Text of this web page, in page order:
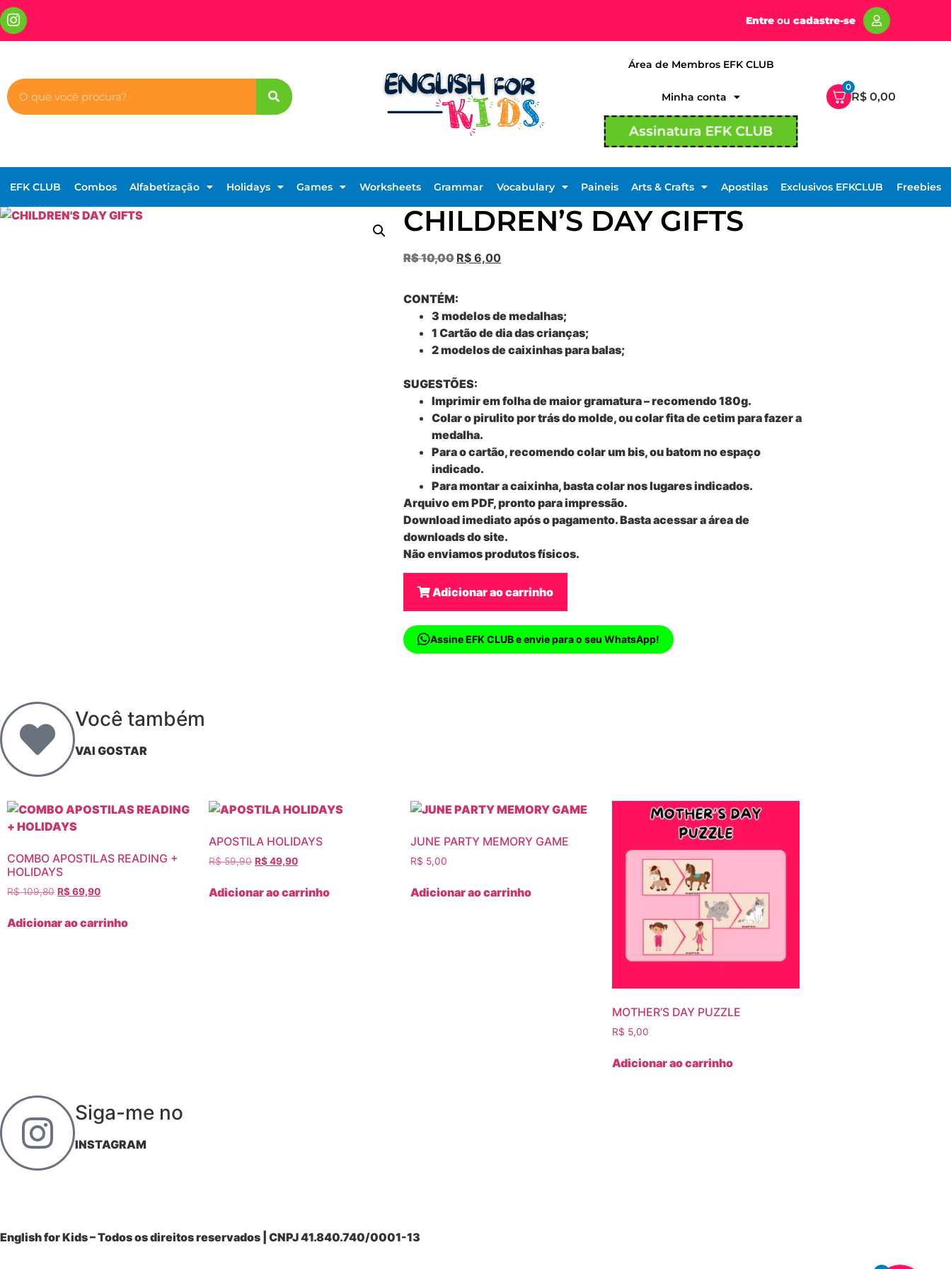
Entre oucadastre-se
Área de Membros EFK CLUB
Minha conta
Assinatura EFK CLUB
0
R$ 0,00
EFK CLUB Combos Alfabetização Holidays Games Worksheets Grammar Vocabulary Paineis Arts & Crafts Apostilas Exclusivos EFKCLUB Freebies
CHILDREN’S DAY GIFTS
R$10,00 R$ 6,00
CONTÉM:
3 modelos de medalhas;
1 Cartão de dia das crianças;
2 modelos de caixinhas para balas;
SUGESTÕES:
Imprimir em folha de maior gramatura – recomendo 180g.
Colar o pirulito por trás do molde, ou colar fita de cetim para fazer a
medalha.
Para o cartão, recomendo colar um bis, ou batom no espaço
indicado.
Para montar a caixinha, basta colar nos lugares indicados.
Arquivo em PDF, pronto para impressão.
Download imediato após o pagamento. Basta acessar a área de
downloads do site.
Não enviamos produtos físicos.
Adicionar ao carrinho
Assine EFK CLUB e envie para o seu WhatsApp!
Você também
VAI GOSTAR
COMBO APOSTILAS READING +
HOLIDAYS
R$109,80 R$69,90
Adicionar ao carrinho
APOSTILA HOLIDAYS
R$59,90 R$49,90
Adicionar ao carrinho
JUNE PARTY MEMORY GAME
R$ 5,00
Adicionar ao carrinho
MOTHER’S DAY PUZZLE
R$ 5,00
Adicionar ao carrinho
Siga-me no
INSTAGRAM
English for Kids – Todos os direitos reservados | CNPJ 41.840.740/0001-13